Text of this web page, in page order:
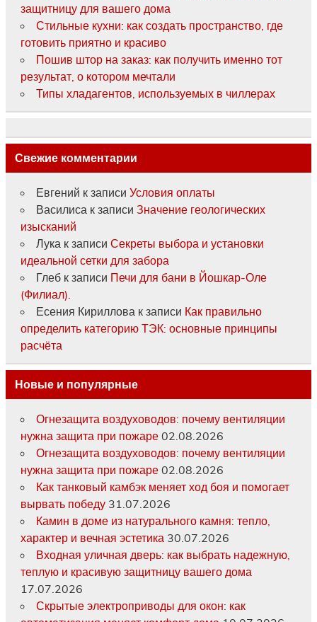
защитницу для вашего дома
Стильные кухни: как создать пространство, где
готовить приятно и красиво
Пошив штор на заказ: как получить именно тот
результат, о котором мечтали
Типы хладагентов, используемых в чиллерах
Свежие комментарии
Евгений к записи Условия оплаты
Василиса к записи Значение геологических
изысканий
Лука к записи Секреты выбора и установки
идеальной сетки для забора
Глебк записи Печи для бани в Йошкар-Оле
(Филиал).
Есения Кириллова к записи Как правильно
определить категорию ТЭК: основные принципы
расчёта
Новые и популярные
Огнезащита воздуховодов: почему вентиляции
нужна защита при пожаре 02.08.2026
Огнезащита воздуховодов: почему вентиляции
нужна защита при пожаре 02.08.2026
Как танковый камбэк меняет ход боя и помогает
вырвать победу 31.07.2026
Камин в доме из натурального камня: тепло,
характер и вечная эстетика 30.07.2026
Входная уличная дверь: как выбрать надежную,
теплую и красивую защитницу вашего дома
17.07.2026
Скрытые электроприводы для окон: как